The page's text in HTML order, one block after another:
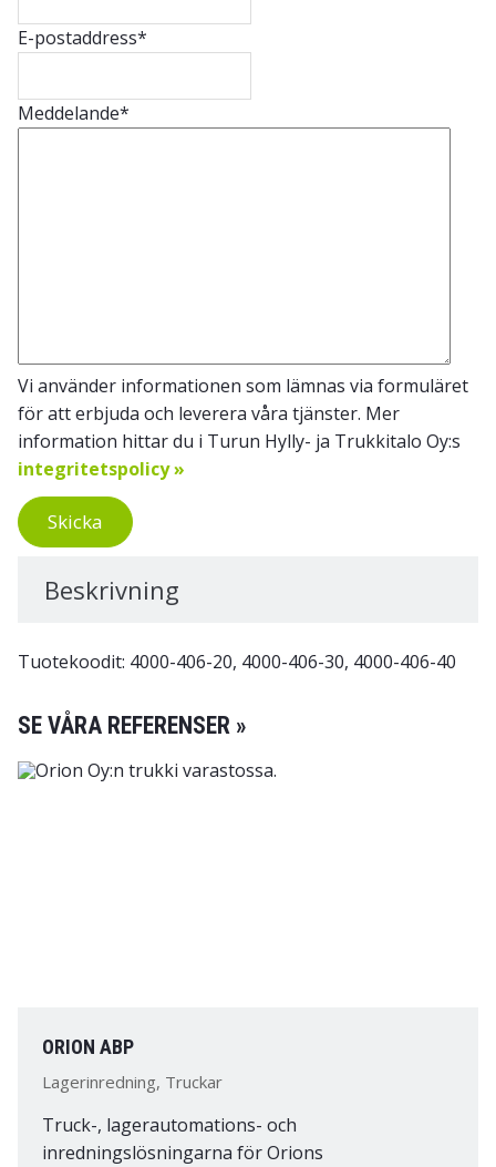
E-postaddress*
Meddelande*
Vi använder informationen som lämnas via formuläret
för att erbjuda och leverera våra tjänster. Mer
information hittar du i Turun Hylly- ja Trukkitalo Oy:s
integritetspolicy »
Skicka
Beskrivning
Tuotekoodit: 4000-406-20, 4000-406-30, 4000-406-40
SE VÅRA REFERENSER »
ORION ABP
Lagerinredning, Truckar
Truck-, lagerautomations- och
inredningslösningarna för Orions